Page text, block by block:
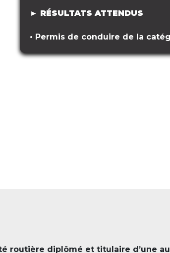
► RÉSULTATS ATTENDUS
• Permis de conduire de la
routière diplômé et titulaire d’une